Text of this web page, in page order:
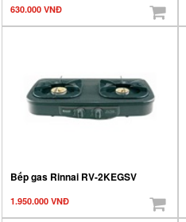
630.000 VNĐ
Bếp gas Rinnai RV-2KEGSV
1.950.000 VNĐ